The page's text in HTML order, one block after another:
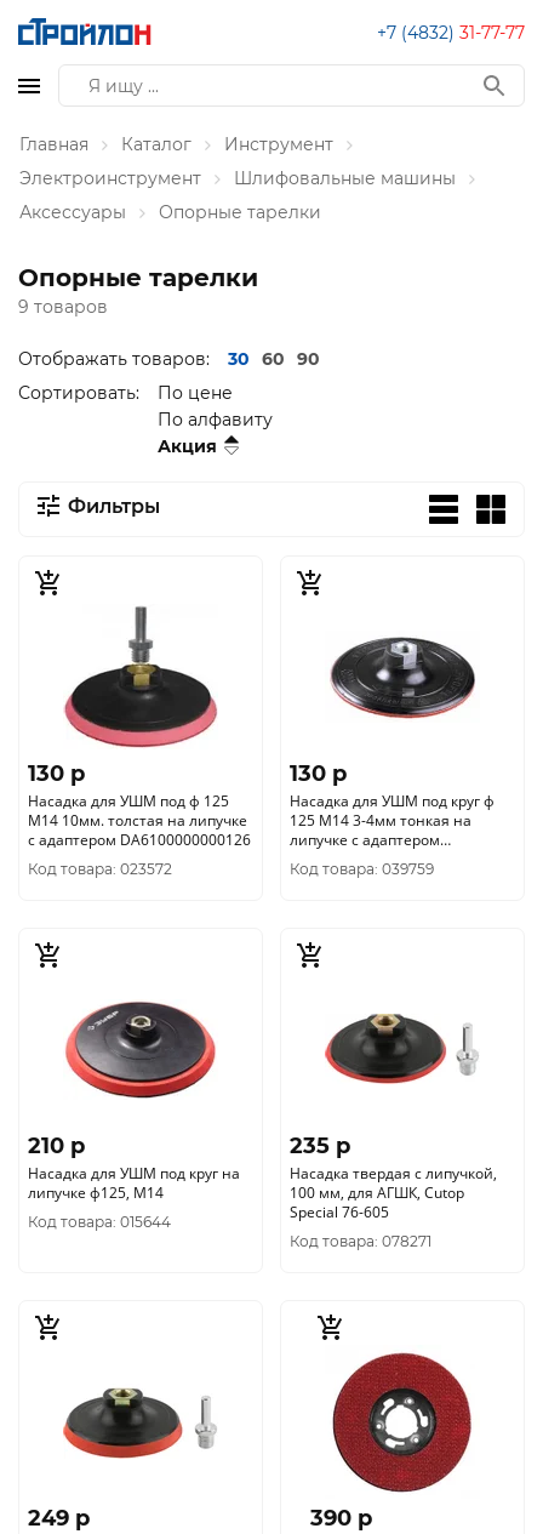
+7 (4832) 31-77-77
Главная Каталог
Инструмент
Электроинструмент
Шлифовальные машины
Аксессуары
Опорные тарелки
Опорные тарелки
9 товаров
Отображать товаров: 30 60
90
Сортировать:
По цене
По алфавиту
Акция
Фильтры
130 p
Насадка для УШМ под ф 125
М14 10мм. толстая на липучке
с адаптером DA6100000000126
Код товара: 023572
130 p
Насадка для УШМ под круг ф
125 М14 3-4мм тонкая на
липучке с адаптером
DA6100000000125
Код товара: 039759
210 p
Насадка для УШМ под круг на
липучке ф125, М14
Код товара: 015644
235 p
Насадка твердая с липучкой,
100 мм, для АГШК, Cutop
Special 76-605
Код товара: 078271
249 p 390 p